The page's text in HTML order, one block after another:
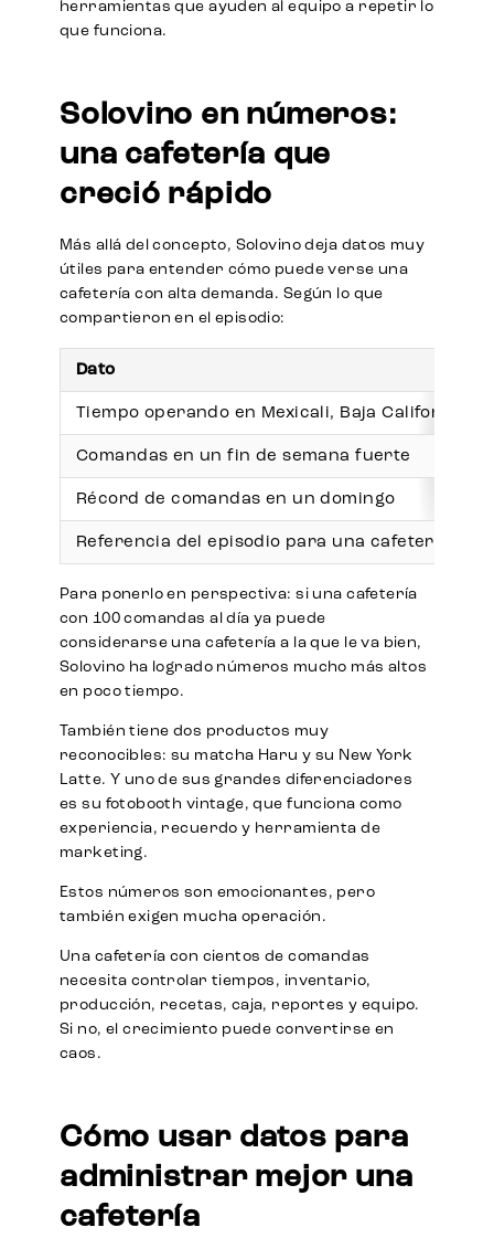
herramientas que ayuden al equipo a repetir lo
que funciona.
Solovino en números:
una cafetería que
creció rápido
Más allá del concepto, Solovino deja datos muy
útiles para entender cómo puede verse una
cafetería con alta demanda. Según lo que
compartieron en el episodio:
Dato
Tiempo operando en Mexicali, Baja California
Comandas en un fin de semana fuerte
Récord de comandas en un domingo
Referencia del episodio para una cafetería a la
Para ponerlo en perspectiva: si una cafetería
con 100 comandas al día ya puede
considerarse una cafetería a la que le va bien,
Solovino ha logrado números mucho más altos
en poco tiempo.
También tiene dos productos muy
reconocibles: su matcha Haru y su New York
Latte. Y uno de sus grandes diferenciadores
es su fotobooth vintage, que funciona como
experiencia, recuerdo y herramienta de
marketing.
Estos números son emocionantes, pero
también exigen mucha operación.
Una cafetería con cientos de comandas
necesita controlar tiempos, inventario,
producción, recetas, caja, reportes y equipo.
Si no, el crecimiento puede convertirse en
caos.
Cómo usar datos para
administrar mejor una
cafetería